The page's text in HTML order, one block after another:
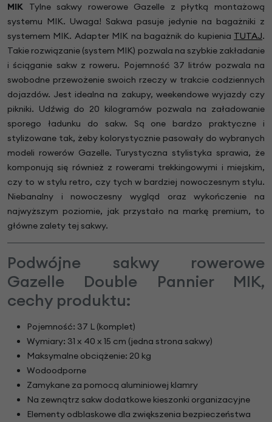
MIK
Tylne sakwy rowerowe Gazelle z płytką montażową
systemu MIK. Uwaga! Sakwa pasuje jedynie na bagażniki z
systemem MIK. Adapter MIK na bagażnik do kupienia TUTAJ.
Takie rozwiązanie (system MIK) pozwala na szybkie zakładanie
i ściąganie sakw z roweru. Pojemność 37 litrów pozwala na
swobodne przewożenie swoich rzeczy w trakcie codziennych
dojazdów. Jest idealna na zakupy, weekendowe wyjazdy czy
pikniki. Udźwig do 20 kilogramów pozwala na załadowanie
sporego ładunku do sakw. Są one bardzo praktyczne i
stylizowane tak, żeby kolorystycznie pasowały do wybranych
modeli rowerów Gazelle. Turystyczna stylistyka sprawia, że
komponują się również z rowerami trekkingowymi i miejskim,
czy to w stylu retro, czy tych w bardziej nowoczesnym stylu.
Niebanalny i nowoczesny wygląd oraz wykończenie na
najwyższym poziomie, jak przystało na markę premium, to
główne zalety tej sakwy.
Podwójne sakwy rowerowe
Gazelle Double Pannier MIK,
cechy produktu:
Pojemność: 37 L (komplet)
Wymiary: 31 x 40 x 15 cm (jedna strona sakwy)
Maksymalne obciążenie: 20 kg
Wodoodporne
Zamykane za pomocą aluminiowej klamry
Na zewnątrz sakw dodatkowe kieszonki organizacyjne
Elementy odblaskowe dla zwiększenia bezpieczeństwa